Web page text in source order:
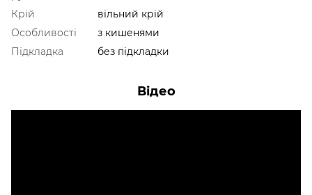
Крій
вільний крій
Особливості
з кишенями
Підкладка
без підкладки
Відео